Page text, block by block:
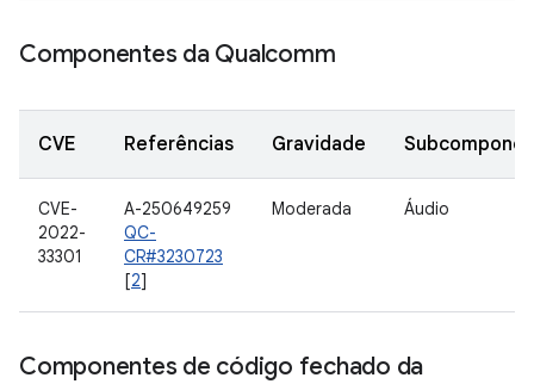
Componentes da Qualcomm
CVE Referências Gravidade
CVE-
2022-
33301
A-250649259
QC-
CR#3230723
[2]
Moderada Áudio
Componentes de código fechado da